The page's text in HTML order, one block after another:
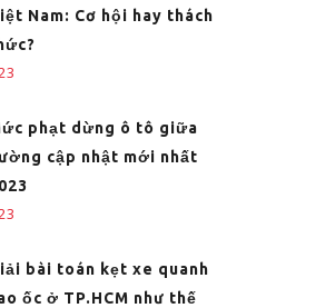
Nam: Cơ hội hay thách
phạt dừng ô tô giữa
cập nhật mới nhất
bài toán kẹt xe quanh
ốc ở TP.HCM như thế